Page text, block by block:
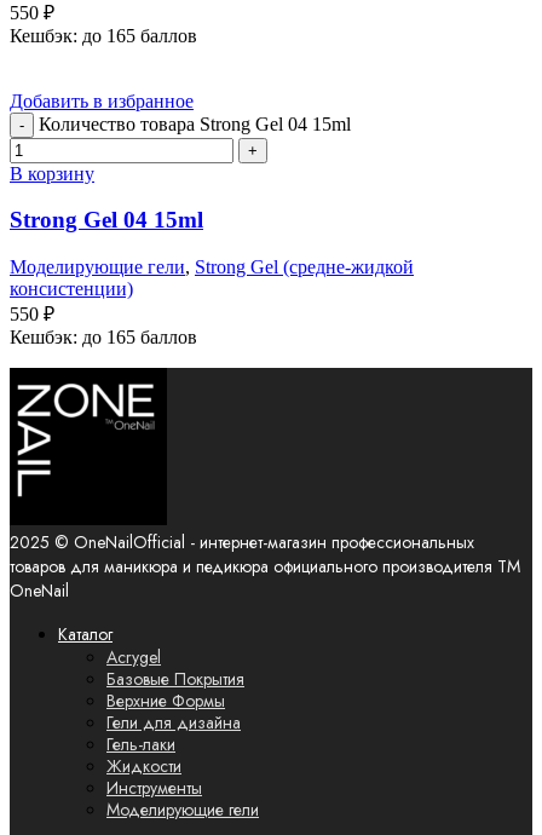
550 ₽
Кешбэк: до 165 баллов
Добавить в избранное
Количество товара Strong Gel 04 15ml
В корзину
Strong Gel 04 15ml
Моделирующие гели, Strong Gel (средне-жидкой
консистенции)
550 ₽
Кешбэк: до 165 баллов
2025 © OneNailOfficial - интернет-магазин профессиональных
товаров для маникюра и педикюра официального производителя ТМ
OneNail
Каталог
Acrygel
Базовые Покрытия
Верхние Формы
Гели для дизайна
Гель-лаки
Жидкости
Инструменты
Моделирующие гели